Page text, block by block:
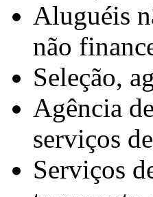
Aluguéis
não
Seleção,
Agência
serviços
Serviços